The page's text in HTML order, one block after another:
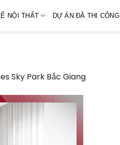
NỘI THẤT DỰ ÁN ĐÃ THI CÔNG
Sky Park Bắc Giang